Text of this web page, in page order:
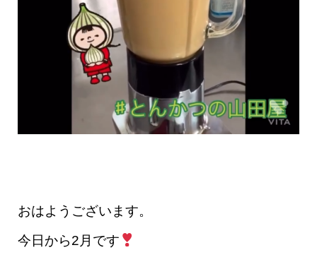
おはようございます。
今日から2月です